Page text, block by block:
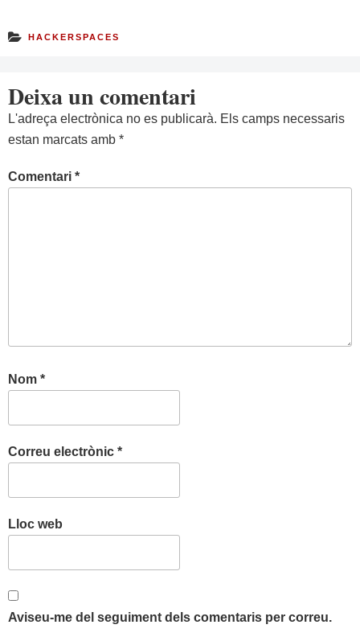
HACKERSPACES
Deixa un comentari
L'adreça electrònica no es publicarà. Els camps necessaris
estan marcats amb *
Comentari *
Nom *
Correu electrònic *
Lloc web
Aviseu-me del seguiment dels comentaris per correu.